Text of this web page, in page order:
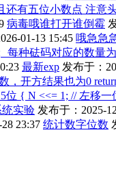
还有五位小数点 注意
病毒哦谁打开谁倒霉
01-13 15:45 哦急急
每种砝码对应的数量
最新exp 发布于：
，开方结果也为0
{ N <<= 1; // 左移
实验 发布于：2025-
23:37 统计数字位数